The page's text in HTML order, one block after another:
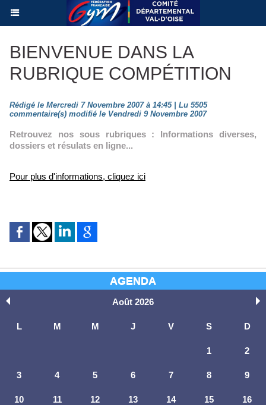
AGENDA
Août 2026
L M M J V S D
1 2
3 4 5 6 7 8 9
10 11 12 13 14 15 16
BIENVENUE DANS LA
RUBRIQUE COMPÉTITION
Rédigé le Mercredi 7 Novembre 2007 à 14:45 | Lu 5505
commentaire(s) modifié le Vendredi 9 Novembre 2007
Retrouvez nos sous rubriques : Informations diverses,
dossiers et résulats en ligne...
Pour plus d'informations, cliquez ici